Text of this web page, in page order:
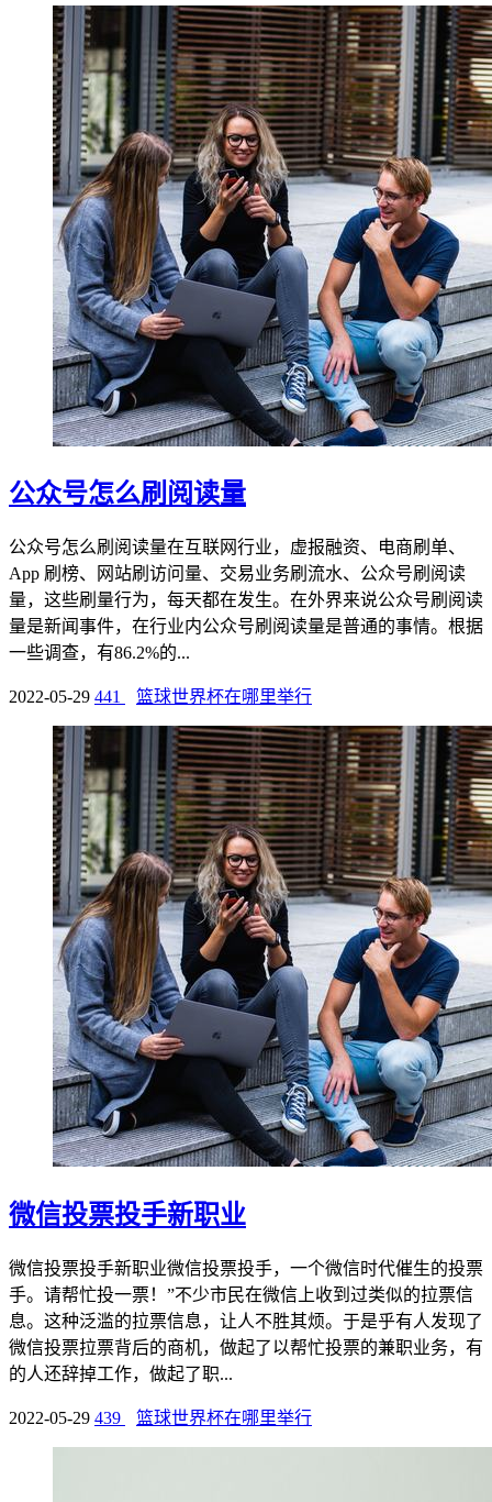
公众号怎么刷阅读量
公众号怎么刷阅读量在互联网行业，虚报融资、电商刷单、
App 刷榜、网站刷访问量、交易业务刷流水、公众号刷阅读
量，这些刷量行为，每天都在发生。在外界来说公众号刷阅读
量是新闻事件，在行业内公众号刷阅读量是普通的事情。根据
一些调查，有86.2%的...
2022-05-29 441 篮球世界杯在哪里举行
微信投票投手新职业
微信投票投手新职业微信投票投手，一个微信时代催生的投票
手。请帮忙投一票！”不少市民在微信上收到过类似的拉票信
息。这种泛滥的拉票信息，让人不胜其烦。于是乎有人发现了
微信投票拉票背后的商机，做起了以帮忙投票的兼职业务，有
的人还辞掉工作，做起了职...
2022-05-29 439 篮球世界杯在哪里举行